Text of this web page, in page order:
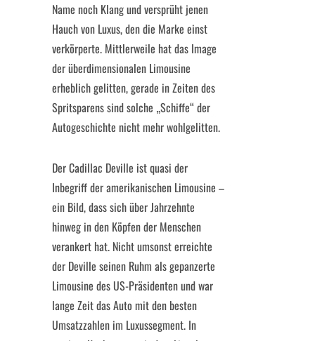
Name noch Klang und versprüht jenen
Hauch von Luxus, den die Marke einst
verkörperte. Mittlerweile hat das Image
der überdimensionalen Limousine
erheblich gelitten, gerade in Zeiten des
Spritsparens sind solche „Schiffe“ der
Autogeschichte nicht mehr wohlgelitten.
Der Cadillac Deville ist quasi der
Inbegriff der amerikanischen Limousine –
ein Bild, dass sich über Jahrzehnte
hinweg in den Köpfen der Menschen
verankert hat. Nicht umsonst erreichte
der Deville seinen Ruhm als gepanzerte
Limousine des US-Präsidenten und war
lange Zeit das Auto mit den besten
Umsatzzahlen im Luxussegment. In